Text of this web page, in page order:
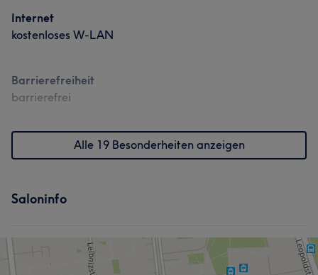
Internet
kostenloses W-LAN
Barrierefreiheit
barrierefrei
Alle 19 Besonderheiten anzeigen
Saloninfo